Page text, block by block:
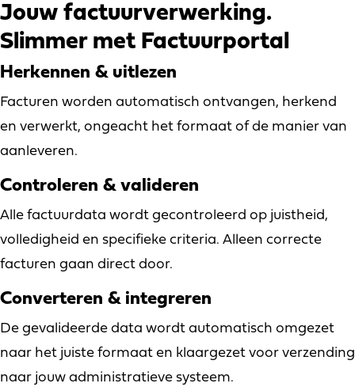
Jouw factuurverwerking.
Slimmer met Factuurportal
Herkennen & uitlezen
Facturen worden automatisch ontvangen, herkend
en verwerkt, ongeacht het formaat of de manier van
aanleveren.
Controleren & valideren
Alle factuurdata wordt gecontroleerd op juistheid,
volledigheid en specifieke criteria. Alleen correcte
facturen gaan direct door.
Converteren & integreren
De gevalideerde data wordt automatisch omgezet
naar het juiste formaat en klaargezet voor verzending
naar jouw administratieve systeem.